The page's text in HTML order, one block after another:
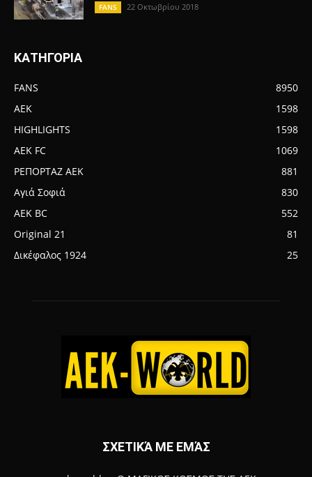
FANS 22 Οκτωβρίου 2018
ΚΑΤΗΓΟΡΙΑ
FANS
8950
AEK
1598
HIGHLIGHTS
1598
AEK FC
1069
ΡΕΠΟΡΤΑΖ ΑΕΚ
881
Αγιά Σοφιά
830
AEK BC
552
Original 21
81
Δικέφαλος 1924
25
ΣΧΕΤΙΚΆ ΜΕ ΕΜΆΣ